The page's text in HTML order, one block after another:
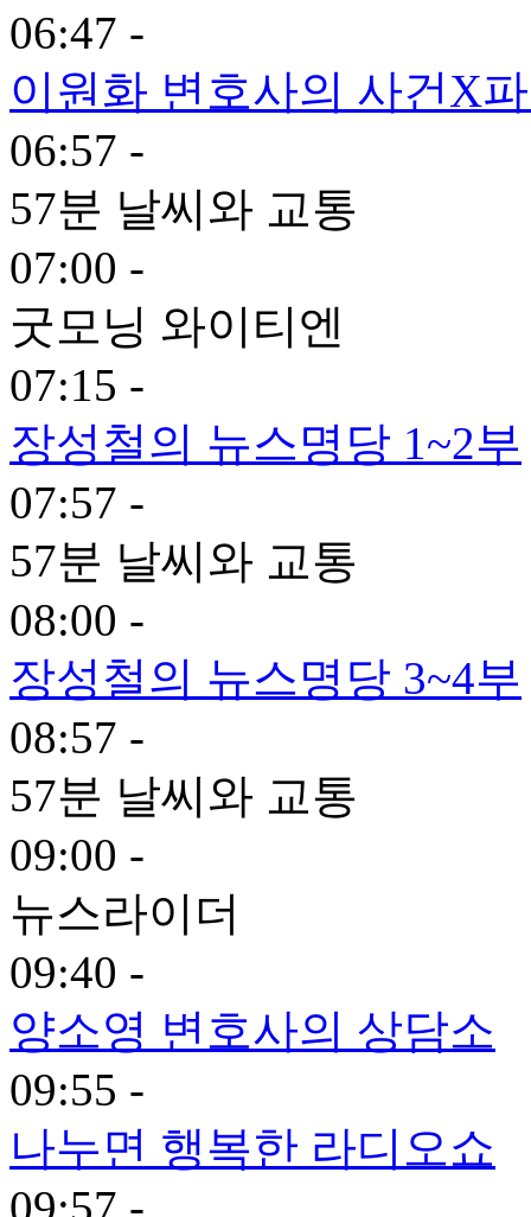
06:47 -
이원화 변호사의 사건X
06:57 -
57분 날씨와 교통
07:00 -
굿모닝 와이티엔
07:15 -
장성철의 뉴스명당 1~2부
07:57 -
57분 날씨와 교통
08:00 -
장성철의 뉴스명당 3~4부
08:57 -
57분 날씨와 교통
09:00 -
뉴스라이더
09:40 -
양소영 변호사의 상담소
09:55 -
나누면 행복한 라디오쇼
09:57 -